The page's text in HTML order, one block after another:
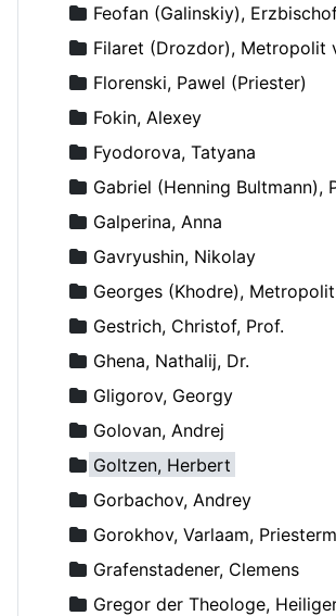
Feofan (Galinskiy),
Filaret (Drozdor), Metropolit
Florenski, Pawel (Priester)
Fokin, Alexey
Fyodorova, Tatyana
Gabriel (Henning Bultmann),
Galperina, Anna
Gavryushin, Nikolay
Georges (Khodre), Metropolit
Gestrich, Christof, Prof.
Ghena, Nathalij, Dr.
Gligorov, Georgy
Golovan, Andrej
Goltzen, Herbert
Gorbachov, Andrey
Gorokhov, Varlaam,
Grafenstadener, Clemens
Gregor der Theologe,